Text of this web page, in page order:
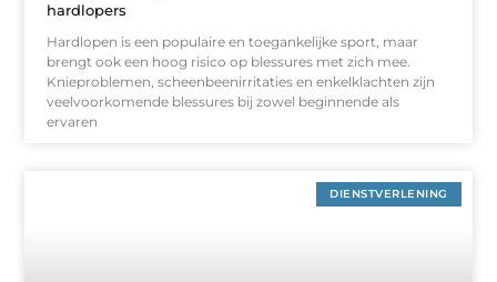
hardlopers
Hardlopen is een populaire en toegankelijke sport, maar
brengt ook een hoog risico op blessures met zich mee.
Knieproblemen, scheenbeenirritaties en enkelklachten zijn
veelvoorkomende blessures bij zowel beginnende als
ervaren
DIENSTVERLENING